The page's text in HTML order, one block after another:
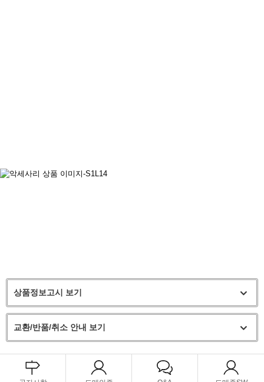
상품정보고시 보기
교환/반품/취소 안내 보기